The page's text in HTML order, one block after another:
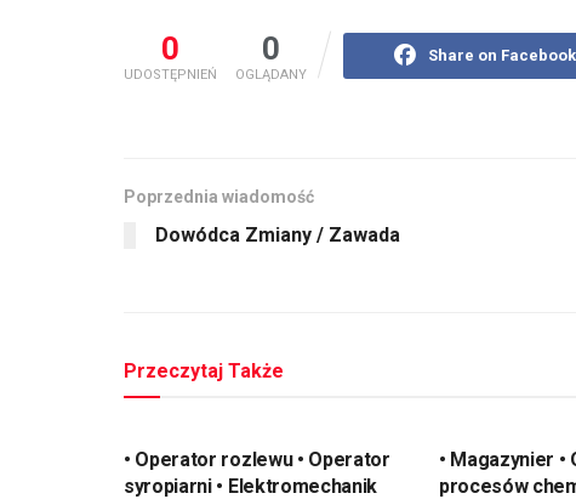
0
UDOSTĘPNIEŃ
0
OGLĄDANY
Share on Facebook
Poprzednia wiadomość
Dowódca Zmiany / Zawada
Przeczytaj Także
• Operator rozlewu • Operator
syropiarni • Elektromechanik
• Magazynier
procesów